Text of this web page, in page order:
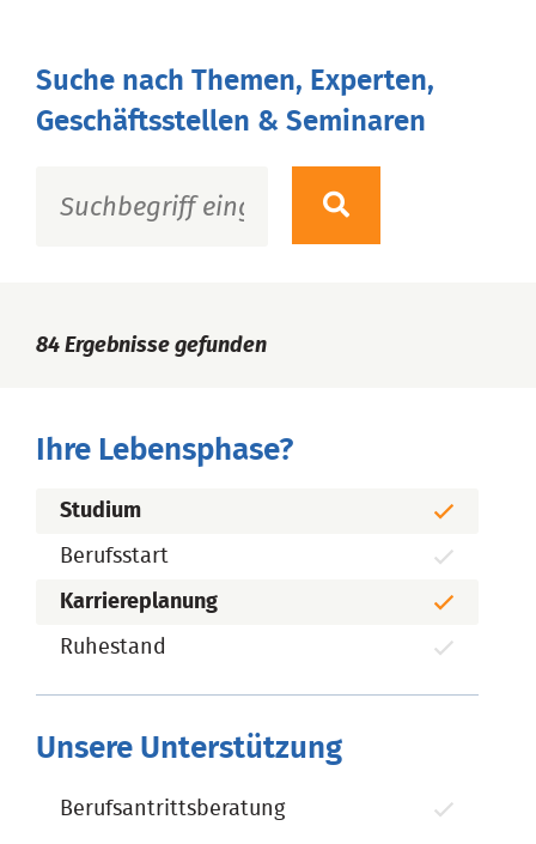
Suche nach Themen, Experten,
Geschäftsstellen & Seminaren
84 Ergebnisse gefunden
Ihre Lebensphase?
Studium
Berufsstart
Karriereplanung
Ruhestand
Unsere Unterstützung
Berufsantrittsberatung